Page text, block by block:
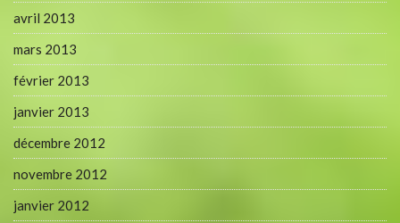
avril 2013
mars 2013
février 2013
janvier 2013
décembre 2012
novembre 2012
janvier 2012